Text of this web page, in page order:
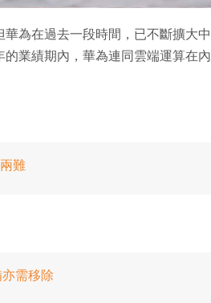
為在過去一段時間，已不斷擴大
業績期內，華為連同雲端運算在
難
需移除